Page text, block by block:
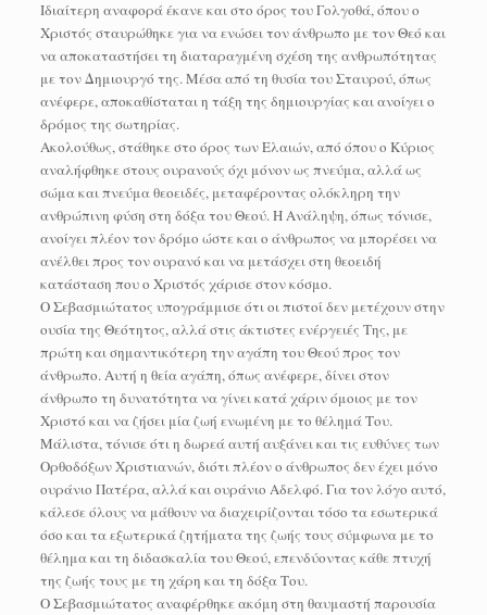
Ιδιαίτερη αναφορά έκανε και στο όρος του Γολγοθά, όπου ο
Χριστός σταυρώθηκε για να ενώσει τον άνθρωπο με τον Θεό και
να αποκαταστήσει τη διαταραγμένη σχέση της ανθρωπότητας
με τον Δημιουργό της. Μέσα από τη θυσία του Σταυρού, όπως
ανέφερε, αποκαθίσταται η τάξη της δημιουργίας και ανοίγει ο
δρόμος της σωτηρίας.
Ακολούθως, στάθηκε στο όρος των Ελαιών, από όπου ο Κύριος
αναλήφθηκε στους ουρανούς όχι μόνον ως πνεύμα, αλλά ως
σώμα και πνεύμα θεοειδές, μεταφέροντας ολόκληρη την
ανθρώπινη φύση στη δόξα του Θεού. Η Ανάληψη, όπως τόνισε,
ανοίγει πλέον τον δρόμο ώστε και ο άνθρωπος να μπορέσει να
ανέλθει προς τον ουρανό και να μετάσχει στη θεοειδή
κατάσταση που ο Χριστός χάρισε στον κόσμο.
Ο Σεβασμιώτατος υπογράμμισε ότι οι πιστοί δεν μετέχουν στην
ουσία της Θεότητος, αλλά στις άκτιστες ενέργειές Της, με
πρώτη και σημαντικότερη την αγάπη του Θεού προς τον
άνθρωπο. Αυτή η θεία αγάπη, όπως ανέφερε, δίνει στον
άνθρωπο τη δυνατότητα να γίνει κατά χάριν όμοιος με τον
Χριστό και να ζήσει μία ζωή ενωμένη με το θέλημά Του.
Μάλιστα, τόνισε ότι η δωρεά αυτή αυξάνει και τις ευθύνες των
Ορθοδόξων Χριστιανών, διότι πλέον ο άνθρωπος δεν έχει μόνο
ουράνιο Πατέρα, αλλά και ουράνιο Αδελφό. Για τον λόγο αυτό,
κάλεσε όλους να μάθουν να διαχειρίζονται τόσο τα εσωτερικά
όσο και τα εξωτερικά ζητήματα της ζωής τους σύμφωνα με το
θέλημα και τη διδασκαλία του Θεού, επενδύοντας κάθε πτυχή
της ζωής τους με τη χάρη και τη δόξα Του.
Ο Σεβασμιώτατος αναφέρθηκε ακόμη στη θαυμαστή παρουσία